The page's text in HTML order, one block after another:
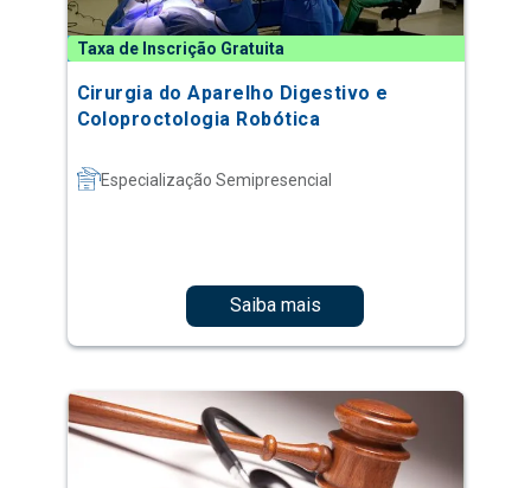
Taxa de Inscrição Gratuita
Cirurgia do Aparelho Digestivo e
Coloproctologia Robótica
Especialização Semipresencial
Saiba mais